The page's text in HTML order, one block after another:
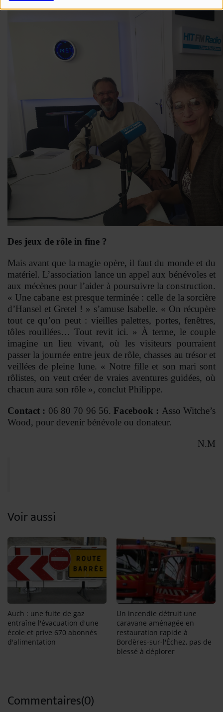
Des jeux de rôle in fine ?
Mais avant que la magie opère, il faut du monde et du
matériel. L’association lance un appel aux bénévoles et
aux mécènes pour l’aider à poursuivre la construction.
« Une cabane est presque terminée : celle de la sorcière
d’Hansel et Gretel ! » s’amuse Isabelle. « On récupère
tout ce qu’on peut : vieilles palettes, portes, fenêtres,
tôles rouillées… Tout revit ici. » À terme, le couple
imagine un lieu vivant, où les visiteurs pourraient
passer la journée entre jeux de rôle, chasses au trésor et
veillées de pleine lune. « Notre fille et son mari sont
rôlistes, on veut créer de vraies aventures guidées, où
chacun aura son rôle », conclut Philippe.
Contact : 06 80 70 96 56.Facebook : Asso Witche’s
Wood, pour devenir bénévole ou donateur.
N.M
Voir aussi
Auch : une fuite de gaz
entraîne l'évacuation d'une
école et prive 670 abonnés
d'alimentation
Un incendie détruit une
caravane aménagée en
restauration rapide à
Bordères-sur-l'Échez, pas de
blessé à déplorer
Commentaires(0)